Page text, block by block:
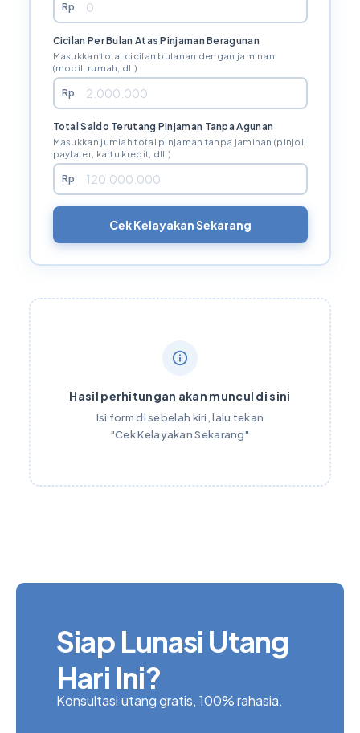
Rp
Cicilan Per Bulan Atas Pinjaman Beragunan
Masukkan total cicilan bulanan dengan jaminan
(mobil, rumah, dll)
Rp
Total Saldo Terutang Pinjaman Tanpa Agunan
Masukkan jumlah total pinjaman tanpa jaminan (pinjol,
paylater, kartu kredit, dll.)
Rp
Cek Kelayakan Sekarang
Hasil perhitungan akan muncul di sini
Isi form di sebelah kiri, lalu tekan
"Cek Kelayakan Sekarang"
Siap Lunasi Utang
Hari Ini?
Konsultasi utang gratis, 100% rahasia.